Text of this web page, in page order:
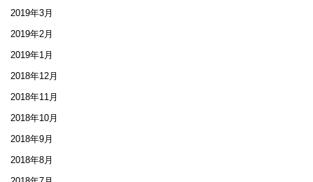
2019年3月
2019年2月
2019年1月
2018年12月
2018年11月
2018年10月
2018年9月
2018年8月